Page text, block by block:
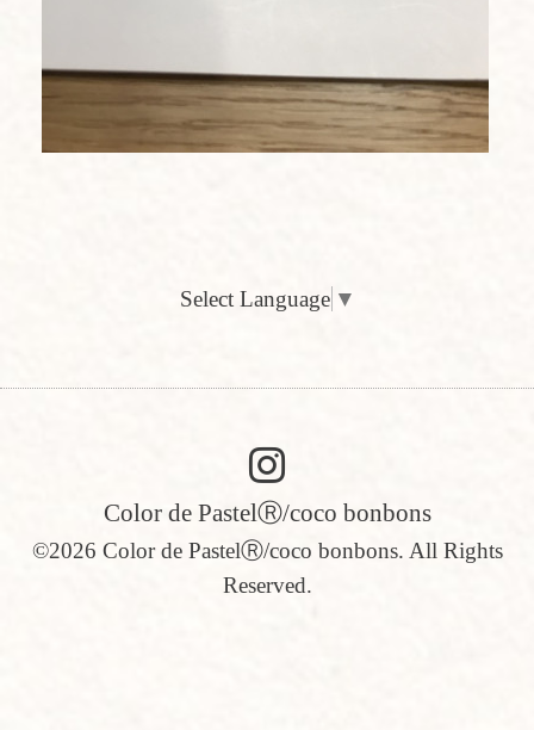
Select Language ▼
Color de PastelⓇ/coco bonbons
©2026 Color de PastelⓇ/coco bonbons. All Rights
Reserved.